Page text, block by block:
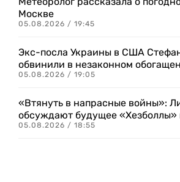
Москве
05.08.2026 / 19:45
Экс-посла Украины в США
обвинили в незаконном
05.08.2026 / 19:05
«Втянуть в напрасные войны»:
обсуждают будущее «Хезболлы»
05.08.2026 / 18:55